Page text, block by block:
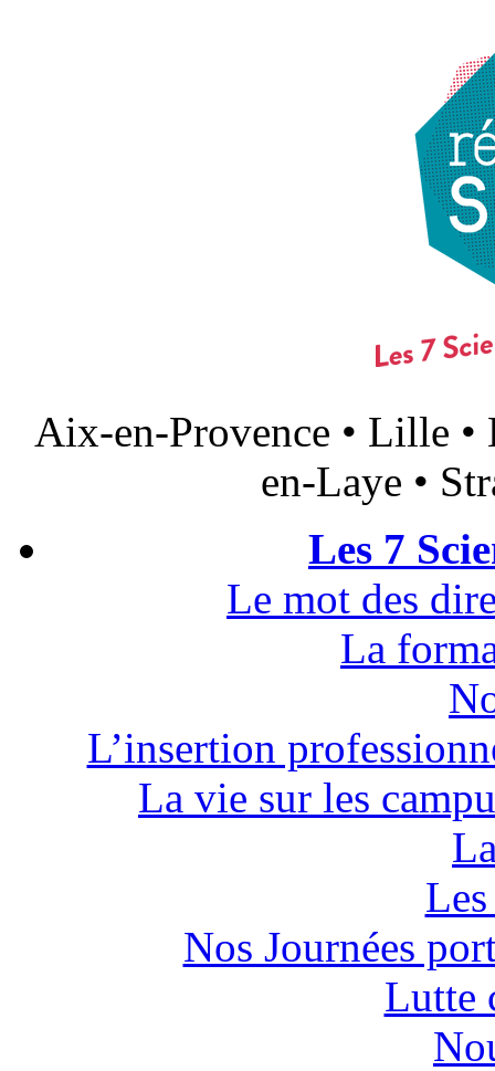
Aix-en-Provence • Lille •
en-Laye •
Les 7
Le mot des
La
L’insertion
La vie sur les
Nos Journées
Lutte